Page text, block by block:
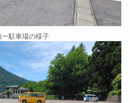
一駐車場の様子